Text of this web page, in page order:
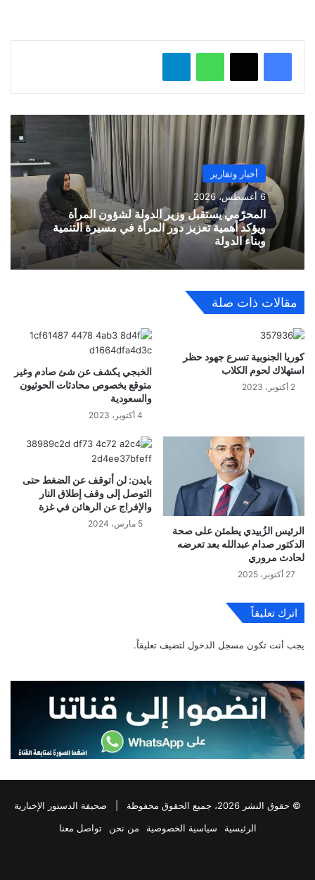
واتساب
أخبار وتقارير
6 أغسطس، 2026
المحرّمي يستقبل وزير الدولة لشؤون المرأة
ويؤكد أهمية تعزيز دور المرأة في مسيرة التنمية
وبناء الدولة
مقالات ذات صلة
كوريا الجنوبية تسرع جهود حظر
استهلاك لحوم الكلاب
2 أكتوبر، 2023
الخبجي يكشف عن شئ صادم وغير
متوقع بخصوص محادثات الحوثيون
والسعودية
4 أكتوبر، 2023
الرئيس الزُبيدي يطمئن على صحة
الدكتور صدام عبدالله بعد تعرضه
لحادث مروري
27 أكتوبر، 2025
بايدن: لن أتوقف عن الضغط حتى
التوصل إلى وقف إطلاق النار
والإفراج عن الرهائن في غزة
5 مارس، 2024
اترك تعليقاً
يجب أنت تكون مسجل الدخول لتضيف تعليقاً.
© حقوق النشر 2026، جميع الحقوق محفوظة |
صحيفة الدستور الإخبارية
الرئيسية
سياسية الخصوصية من نحن تواصل معنا